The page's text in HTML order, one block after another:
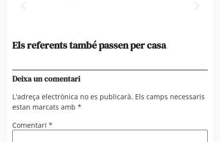
Els referents també passen per casa
Deixa un comentari
L'adreça electrònica no es publicarà. Els camps necessaris
estan marcats amb *
Comentari *